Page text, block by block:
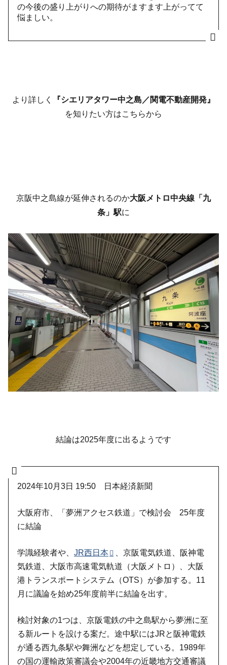
の今後の盛り上がりへの期待がますます上がってて
悩ましい。
より詳しく
『シエリアタワー中之島／関電不動産開発』
を知りたい方はこちらから
京阪中之島線が延伸されるのか大阪メトロ中央線「九
条」駅に
結論は2025年度に出るようです
2024年10月3日 19:50 日本経済新聞
大阪府市、「夢洲アクセス鉄道」で検討会 25年度
に結論
学識経験者や、JR西日本
、京阪電気鉄道、阪神電
気鉄道、大阪市高速電気軌道（大阪メトロ）、大阪
港トランスポートシステム（OTS）が参加する。11
月に議論を始め25年度前半に結論を出す。
検討対象の1つは、京阪電鉄の中之島駅から夢洲に至
る新ルートを設ける案だ。途中駅にはJRと阪神電鉄
が通る西九条駅や舞洲などを想定している。1989年
の国の運輸政策審議会や2004年の近畿地方交通審議